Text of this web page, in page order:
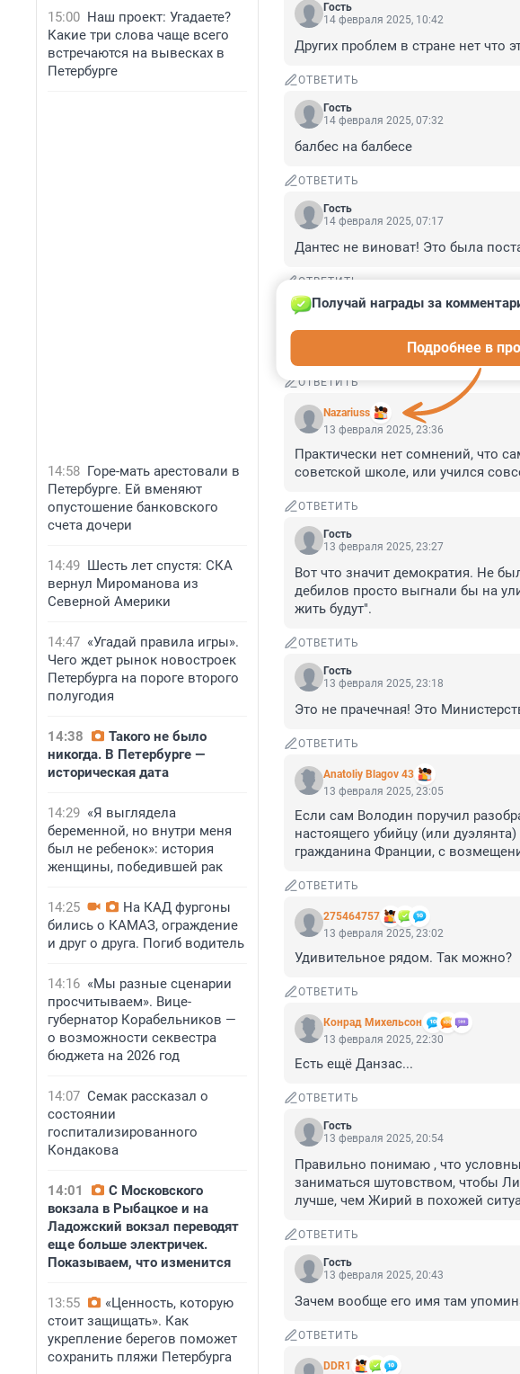
15:00 Наш проект: Угадаете?
Какие три слова чаще всего
встречаются на вывесках в
Петербурге
14:58 Горе-мать арестовали в
Петербурге. Ей вменяют
опустошение банковского
счета дочери
14:49 Шесть лет спустя: СКА
вернул Мироманова из
Северной Америки
14:47 «Угадай правила игры».
Чего ждет рынок новостроек
Петербурга на пороге второго
полугодия
14:38
Такого не было
никогда. В Петербурге —
историческая дата
14:29 «Я выглядела
беременной, но внутри меня
был не ребенок»: история
женщины, победившей рак
14:25
На КАД фургоны
бились о КАМАЗ, ограждение
и друг о друга. Погиб водитель
14:16 «Мы разные сценарии
просчитываем». Вице-
губернатор Корабельников —
о возможности секвестра
бюджета на 2026 год
14:07 Семак рассказал о
состоянии
госпитализированного
Кондакова
14:01
С Московского
вокзала в Рыбацкое и на
Ладожский вокзал переводят
еще больше электричек.
Показываем, что изменится
13:55
«Ценность, которую
стоит защищать». Как
укрепление берегов поможет
сохранить пляжи Петербурга
Гость
14 февраля 2025, 10:42
Других проблем в стране нет что
ОТВЕТИТЬ
Гость
14 февраля 2025, 07:32
балбес на балбесе
ОТВЕТИТЬ
Гость
14 февраля 2025, 07:17
Дантес не виноват! Это была
ОТВЕТИТЬ
Гость
Зачем увековечивать
ОТВЕТИТЬ
Nazariuss
Получай награды за
Подробнее в
13 февраля 2025, 23:36
Практически нет сомнений, что
советской школе, или учился
ОТВЕТИТЬ
Гость
13 февраля 2025, 23:27
Вот что значит демократия. Не
дебилов просто выгнали бы на
жить будут".
ОТВЕТИТЬ
Гость
13 февраля 2025, 23:18
Это не прачечная! Это
ОТВЕТИТЬ
Anatoliy Blagov 43
13 февраля 2025, 23:05
Если сам Володин поручил
настоящего убийцу (или
гражданина Франции, с
ОТВЕТИТЬ
275464757
13 февраля 2025, 23:02
Удивительное рядом. Так можно?
ОТВЕТИТЬ
Конрад Михельсон
13 февраля 2025, 22:30
Есть ещё Данзас...
ОТВЕТИТЬ
Гость
13 февраля 2025, 20:54
Правильно понимаю , что
заниматься шутовством, чтобы
лучше, чем Жирий в похожей
ОТВЕТИТЬ
Гость
13 февраля 2025, 20:43
Зачем вообще его имя там
ОТВЕТИТЬ
DDR1